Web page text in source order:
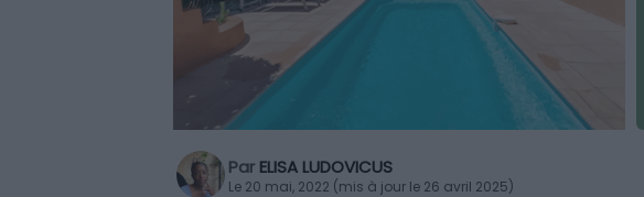
Par ELISA LUDOVICUS
Le 20 mai, 2022 (mis à jour le 26 avril 2025)